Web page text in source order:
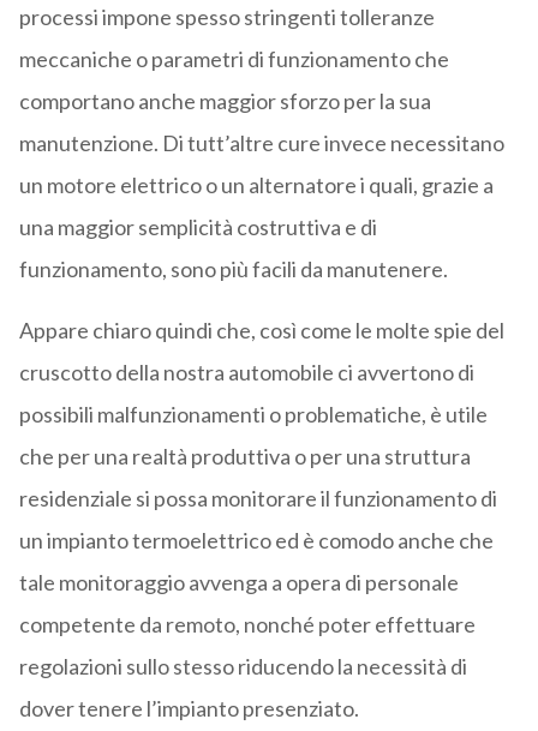
processi impone spesso stringenti tolleranze
meccaniche o parametri di funzionamento che
comportano anche maggior sforzo per la sua
manutenzione. Di tutt’altre cure invece necessitano
un motore elettrico o un alternatore i quali, grazie a
una maggior semplicità costruttiva e di
funzionamento, sono più facili da manutenere.
Appare chiaro quindi che, così come le molte spie del
cruscotto della nostra automobile ci avvertono di
possibili malfunzionamenti o problematiche, è utile
che per una realtà produttiva o per una struttura
residenziale si possa monitorare il funzionamento di
un impianto termoelettrico ed è comodo anche che
tale monitoraggio avvenga a opera di personale
competente da remoto, nonché poter effettuare
regolazioni sullo stesso riducendo la necessità di
dover tenere l’impianto presenziato.